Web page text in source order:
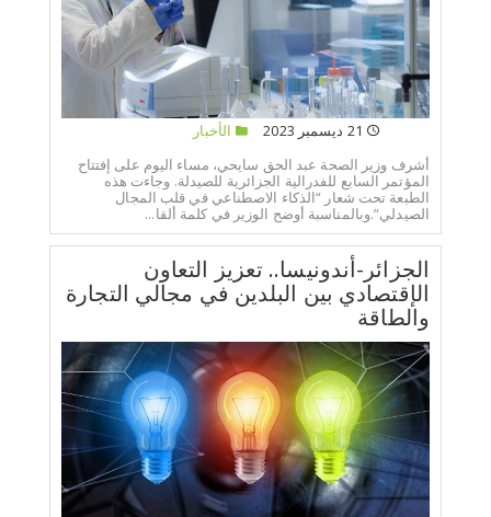
الأخبار
أشرف وزير الصحة عبد الحق سايحي، مساء اليوم على إفتتاح
المؤتمر السابع للفدرالية الجزائرية للصيدلة. وجاءت هذه
الطبعة تحت شعار “الذكاء الاصطناعي في قلب المجال
الصيدلي”.وبالمناسبة أوضح الوزير في كلمة ألقا...
الجزائر-أندونيسا.. تعزيز التعاون
الإقتصادي بين البلدين في مجالي التجارة
والطاقة